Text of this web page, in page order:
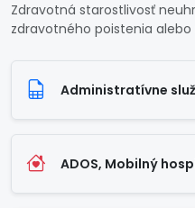
Zdravotná starostlivosť
zdravotného poistenia alebo
Administratívne
ADOS, Mobilný